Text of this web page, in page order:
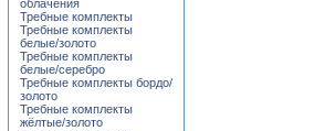
облачения
Требные комплекты
Требные комплекты
белые/золото
Требные комплекты
белые/серебро
Требные комплекты бордо/
золото
Требные комплекты
жёлтые/золото